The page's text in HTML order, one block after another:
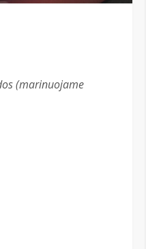
(marinuojame